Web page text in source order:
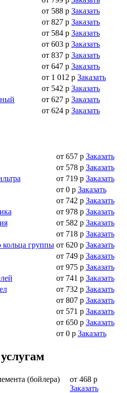
от 588 р Заказать
от 827 р Заказать
от 584 р Заказать
от 603 р Заказать
от 837 р Заказать
от 647 р Заказать
от 1 012 р Заказать
от 542 р Заказать
от 627 р Заказать
от 624 р Заказать
от 657 р Заказать
от 578 р Заказать
от 719 р Заказать
от 0 р Заказать
от 742 р Заказать
от 978 р Заказать
от 582 р Заказать
от 718 р Заказать
кольца группы от 620 р Заказать
от 749 р Заказать
от 975 р Заказать
от 741 р Заказать
от 732 р Заказать
от 807 р Заказать
от 571 р Заказать
от 650 р Заказать
от 0 р Заказать
(бойлера)
от 468 р
Заказать